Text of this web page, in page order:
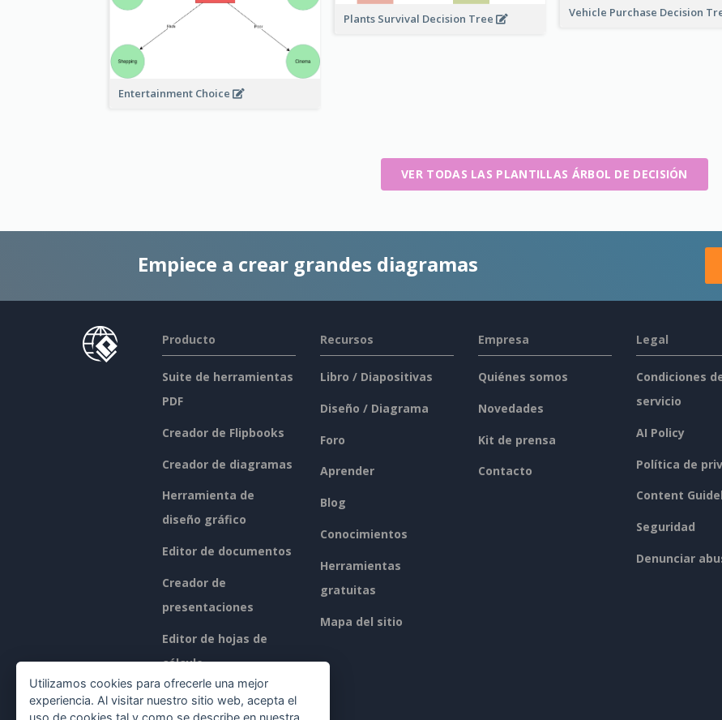
Entertainment Choice
Plants Survival Decision Tree Vehicle Purchase Decision
VER TODAS LAS PLANTILLAS ÁRBOL DE DECISIÓN
Empiece a crear grandes diagramas
Producto
Suite de herramientas
PDF
Creador de Flipbooks
Creador de diagramas
Herramienta de
diseño gráfico
Editor de documentos
Creador de
presentaciones
Editor de hojas de
cálculo
Precios
Recursos
Libro / Diapositivas
Diseño / Diagrama
Foro
Aprender
Blog
Conocimientos
Herramientas
gratuitas
Mapa del sitio
Empresa
Quiénes somos
Novedades
Kit de prensa
Contacto
Legal
Condiciones
servicio
AI Policy
Política de
Content
Seguridad
Denunciar
Utilizamos cookies para ofrecerle una mejor
experiencia. Al visitar nuestro sitio web, acepta el